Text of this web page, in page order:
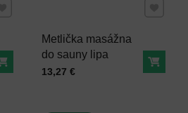
Do košíka
Metlička masážna
do sauny lipa
Cena s DPH
13,27 € Do